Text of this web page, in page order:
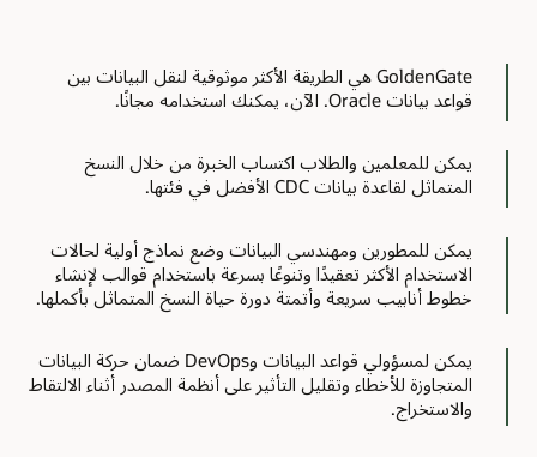
GoldenGate هي الطريقة الأكثر موثوقية لنقل البيانات بين
قواعد بيانات Oracle. الآن، يمكنك استخدامه مجانًا.
يمكن للمعلمين والطلاب اكتساب الخبرة من خلال النسخ
المتماثل لقاعدة بيانات CDC الأفضل في فئتها.
يمكن للمطورين ومهندسي البيانات وضع نماذج أولية لحالات
الاستخدام الأكثر تعقيدًا وتنوعًا بسرعة باستخدام قوالب لإنشاء
خطوط أنابيب سريعة وأتمتة دورة حياة النسخ المتماثل بأكملها.
يمكن لمسؤولي قواعد البيانات وDevOps ضمان حركة البيانات
المتجاوزة للأخطاء وتقليل التأثير على أنظمة المصدر أثناء الالتقاط
والاستخراج.